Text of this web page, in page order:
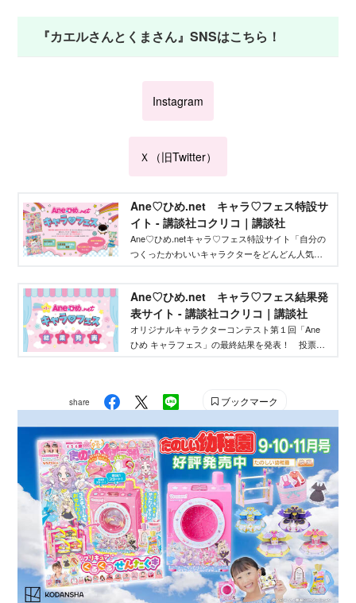
『カエルさんとくまさん』SNSはこちら！
Instagram
Ｘ（旧Twitter）
Ane♡ひめ.net キャラ♡フェス特設サ
イト - 講談社コクリコ｜講談社
Ane♡ひめ.netキャラ♡フェス特設サイト「自分の
つくったかわいいキャラクターをどんどん人気者
作りたいクリエイターを応援するイベントです！
Ane♡ひめ.net キャラ♡フェス結果発
表サイト - 講談社コクリコ｜講談社
オリジナルキャラクターコンテスト第１回「Ane
ひめ キャラフェス」の最終結果を発表！ 投票結
share ブックマーク